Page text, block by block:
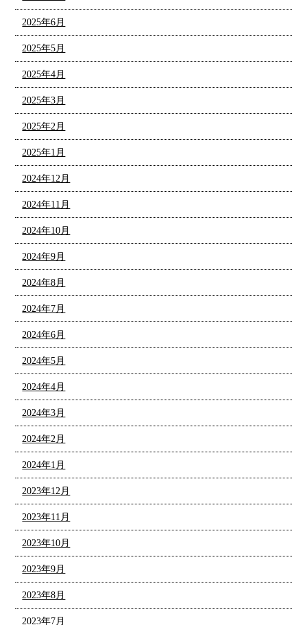
2025年6月
2025年5月
2025年4月
2025年3月
2025年2月
2025年1月
2024年12月
2024年11月
2024年10月
2024年9月
2024年8月
2024年7月
2024年6月
2024年5月
2024年4月
2024年3月
2024年2月
2024年1月
2023年12月
2023年11月
2023年10月
2023年9月
2023年8月
2023年7月